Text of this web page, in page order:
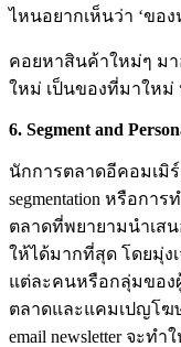
ไหนอยากเห็นว่า ‘ของ
คอยหาสินค้าใหม่ๆ ม
ใหม่ เป็นของที่มาให
6. Segment and
นักการตลาดอีคอมเมิ
segmentation หรือการ
ตลาดที่พยายามนำเส
ให้ได้มากที่สุด โดยมุ่ง
แต่ละคนหรือกลุ่มของ
ตลาดและแคมเปญโฆ
email newsletter จะ